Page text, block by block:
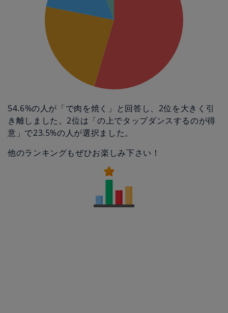
54.6%の人が「で肉を焼く」と回答し、2位を大きく引
き離しました。2位は「の上でタップダンスするのが得
意」で23.5%の人が選択ました。
他のランキングもぜひお楽しみ下さい！